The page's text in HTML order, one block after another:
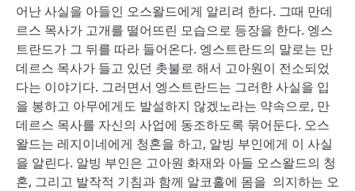
어난 사실을 아들인 오스왈드에게 알리려 한다. 그때 만데
르스 목사가 고개를 떨어뜨린 모습으로 등장을 한다. 엥스
트란드가 그 뒤를 따라 들어온다. 엥스트란드의 말로는 만
데르스 목사가 들고 있던 촛불로 해서 고아원이 전소되었
다는 이야기다. 그러면서 엥스트란드는 그러한 사실을 입
을 봉하고 아무에게도 발설하지 않겠노라는 약속으로, 만
데르스 목사를 자신의 사업에 동조하도록 묶어둔다. 오스
왈드는 레지이네에게 청혼을 하고, 알빙 부인에게 이 사실
을 알린다. 알빙 부인은 고아원 화재와 아들 오스왈드의 청
혼, 그리고 발작적 기침과 함께 알코홀에 몸을 의지하는 오